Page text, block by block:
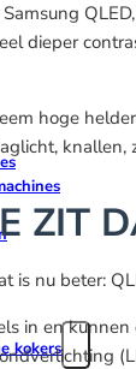
kokers
dieper
hoge
ZIT
is nu beter:
in en